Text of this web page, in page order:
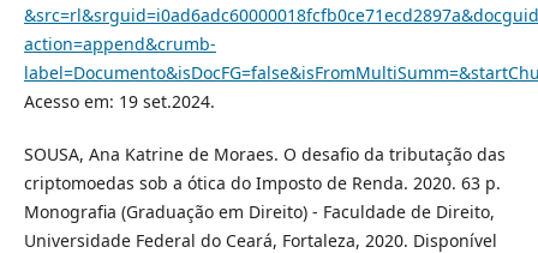
action=append&crumb-
Acesso em: 19 set.2024.
SOUSA, Ana Katrine de Moraes. O desafio da tributação das
criptomoedas sob a ótica do Imposto de Renda. 2020. 63 p.
Monografia (Graduação em Direito) - Faculdade de Direito,
Universidade Federal do Ceará, Fortaleza, 2020. Disponível